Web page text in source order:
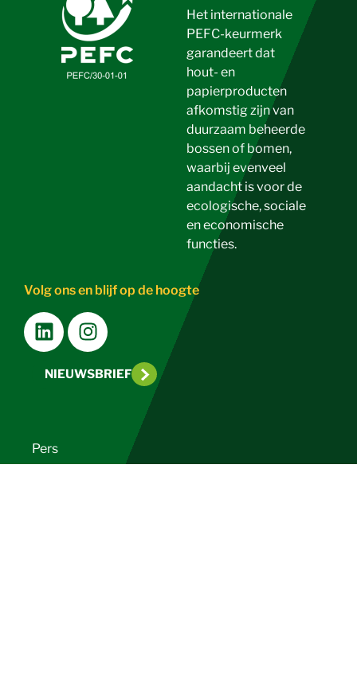
Het internationale
PEFC-keurmerk
garandeert dat
hout- en
papierproducten
afkomstig zijn van
duurzaam beheerde
bossen of bomen,
waarbij evenveel
aandacht is voor de
ecologische, sociale
en economische
functies.
Volg ons en blijf op de hoogte
NIEUWSBRIEF
Pers